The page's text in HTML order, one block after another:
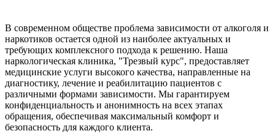
В современном обществе проблема зависимости от алкоголя и
наркотиков остается одной из наиболее актуальных и
требующих комплексного подхода к решению. Наша
наркологическая клиника, "Трезвый курс", предоставляет
медицинские услуги высокого качества, направленные на
диагностику, лечение и реабилитацию пациентов с
различными формами зависимости. Мы гарантируем
конфиденциальность и анонимность на всех этапах
обращения, обеспечивая максимальный комфорт и
безопасность для каждого клиента.